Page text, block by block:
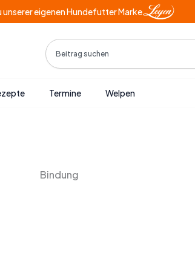
unserer eigenen Hundefutter Marke
Search
Termine Welpen
Bindung